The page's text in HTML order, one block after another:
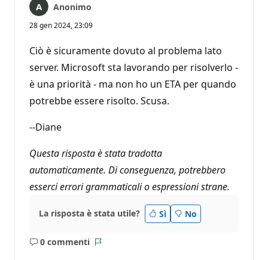
Anonimo
28 gen 2024, 23:09
Ciò è sicuramente dovuto al problema lato
server. Microsoft sta lavorando per risolverlo -
è una priorità - ma non ho un ETA per quando
potrebbe essere risolto. Scusa.
--Diane
Questa risposta è stata tradotta
automaticamente. Di conseguenza, potrebbero
esserci errori grammaticali o espressioni strane.
La risposta è stata utile? Sì No
0 commenti
Nessun